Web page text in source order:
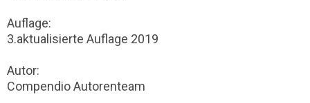
Auflage:
3.aktualisierte Auflage 2019
Autor:
Compendio Autorenteam